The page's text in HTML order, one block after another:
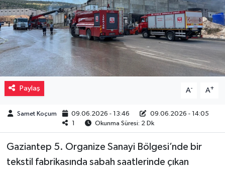
Paylaş A- A+
Samet Koçum 09.06.2026 - 13:46
09.06.2026 - 14:05
1
Okunma Süresi: 2 Dk
Gaziantep 5. Organize Sanayi Bölgesi’nde bir
tekstil fabrikasında sabah saatlerinde çıkan
Müzik
Piyasa
Resmi İlanlar
Sağlık
Sinemalar
Siyaset